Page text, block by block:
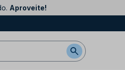
Aproveite!